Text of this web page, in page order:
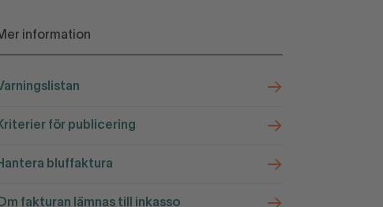
information
för publicering
bluffaktura
fakturan lämnas till inkasso